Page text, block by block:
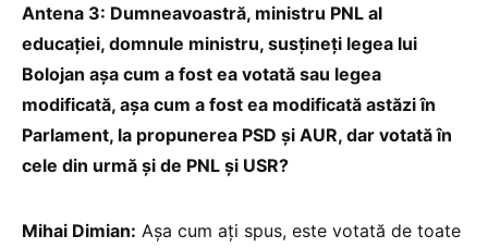
Antena 3: Dumneavoastră, ministru PNL al
educației, domnule ministru, susțineți legea lui
Bolojan așa cum a fost ea votată sau legea
modificată, așa cum a fost ea modificată astăzi în
Parlament, la propunerea PSD și AUR, dar votată în
cele din urmă și de PNL și USR?
Mihai Dimian: Așa cum ați spus, este votată de toate